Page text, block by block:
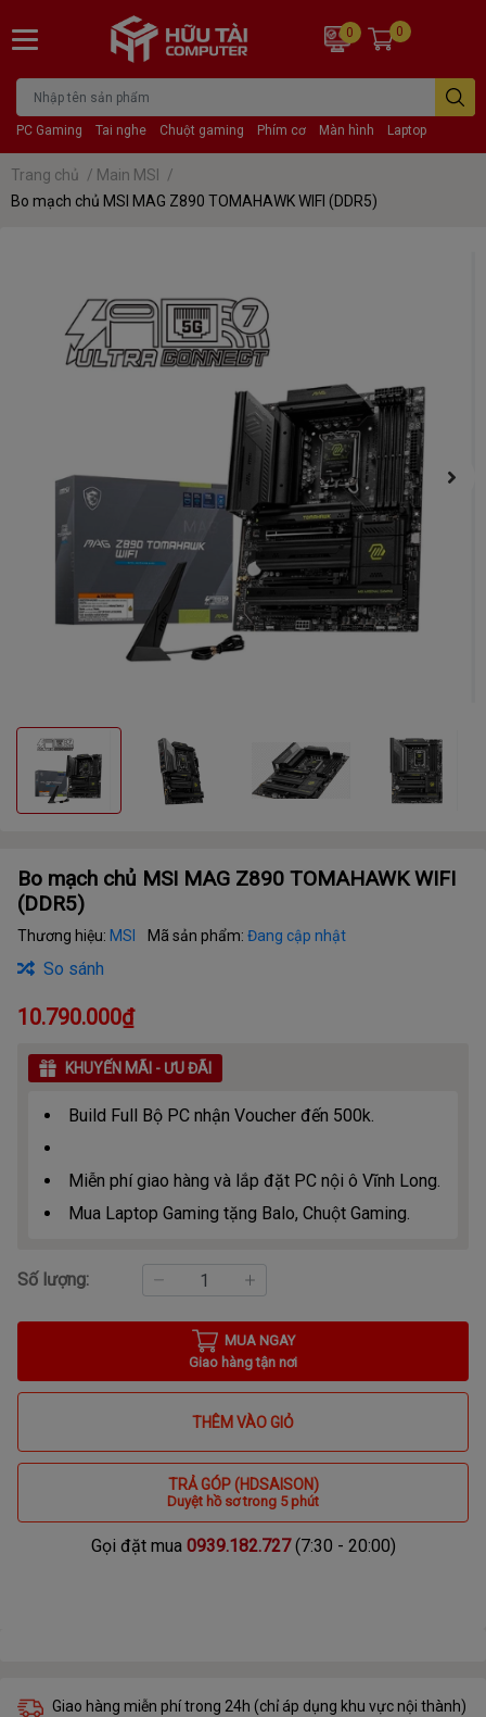
PC Gaming Tai nghe Chuột gaming Phím cơ Màn hình Laptop
0 0
Trang chủ / Main MSI
/
Bo mạch chủ MSI MAG Z890 TOMAHAWK WIFI (DDR5)
Bo mạch chủ MSI MAG Z890 TOMAHAWK WIFI
(DDR5)
Thương hiệu: MSI Mã sản phẩm: Đang cập nhật
So sánh
10.790.000₫
KHUYẾN MÃI - ƯU ĐÃI
Build Full Bộ PC nhận Voucher đến 500k.
Miễn phí giao hàng và lắp đặt PC nội ô Vĩnh Long.
Mua Laptop Gaming tặng Balo, Chuột Gaming.
Số lượng:
MUA NGAY
Giao hàng tận nơi
THÊM VÀO GIỎ
TRẢ GÓP (HDSAISON)
Duyệt hồ sơ trong 5 phút
Gọi đặt mua 0939.182.727(7:30 - 20:00)
Giao hàng miễn phí trong 24h (chỉ áp dụng khu vực nội thành)